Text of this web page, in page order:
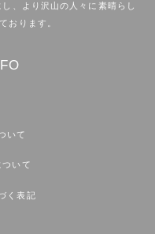
、より沢山の人々に素晴らし
おります。
いて
いて
く表記